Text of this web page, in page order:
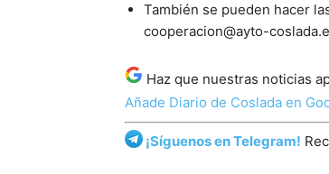
También se pueden hacer
cooperacion@ayto-
Haz que nuestras noticias
Añade Diario de Coslada en
¡Síguenos en Telegram!